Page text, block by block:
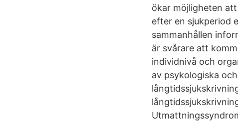
ökar möjligheten
efter en sjukperiod
sammanhållen
är svårare att
individnivå och
av psykologiska